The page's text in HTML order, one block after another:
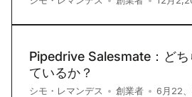
Pipedrive Salesmate：ど
ているか？
シモ・レマンデス • 創業者 • 6月22